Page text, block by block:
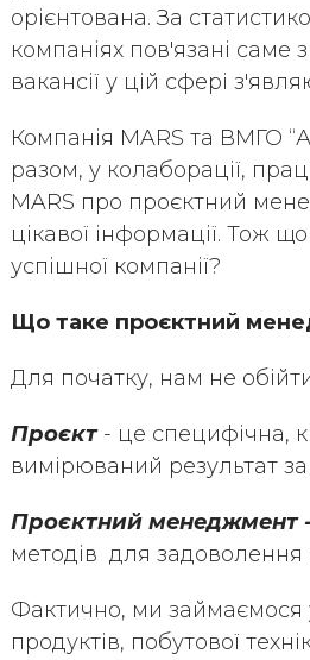
орієнтована. За
компаніях пов'язані
вакансії у цій сфері
Компанія MARS та ВМГО
разом, у колаборації,
MARS про проєктний
цікавої інформації. Тож
успішної компанії?
Що таке проєктний
Для початку, нам не
Проєкт- це специфічна,
вимірюваний результат
Проєктний менеджмент
методів для задоволення
Фактично, ми займаємося
продуктів, побутової